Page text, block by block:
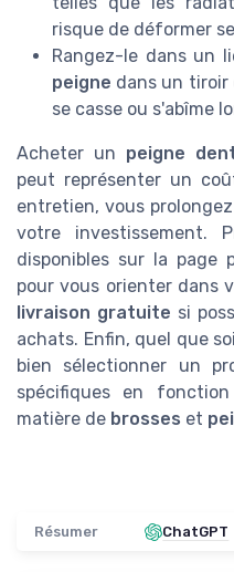
risque de déformer
Rangez-le dans un
peigne dans un tiroir
se casse ou s'abîme
Acheter un peigne
peut représenter un
entretien, vous
votre investissement.
disponibles sur la page
pour vous orienter dans
livraison gratuite si
achats. Enfin, quel que
bien sélectionner un
spécifiques en
matière de brosses et
Résumer ChatGPT